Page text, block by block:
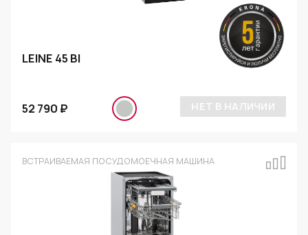
LEINE 45 BI
52 790 ₽ НЕТ В НАЛИЧИИ
ВСТРАИВАЕМАЯ ПОСУДОМОЕЧНАЯ МАШИНА